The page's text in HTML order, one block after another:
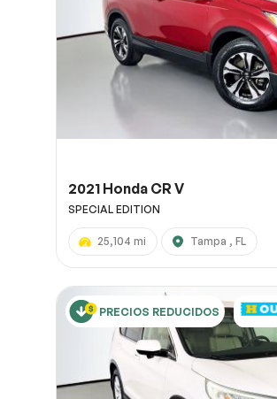
2021 Honda CR V
SPECIAL EDITION
25,104 mi Tampa , FL
PRECIOS REDUCIDOS